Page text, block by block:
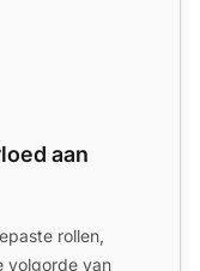
aan
rollen,
volgorde van